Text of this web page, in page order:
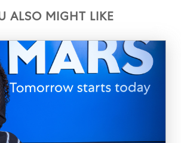
ALSO MIGHT LIKE